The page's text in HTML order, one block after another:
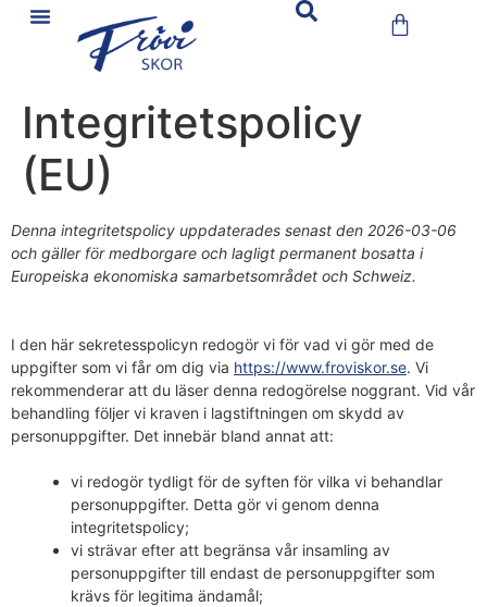
Integritetspolicy
(EU)
Denna integritetspolicy uppdaterades senast den 2026-03-06
och gäller för medborgare och lagligt permanent bosatta i
Europeiska ekonomiska samarbetsområdet och Schweiz.
I den här sekretesspolicyn redogör vi för vad vi gör med de
uppgifter som vi får om dig via https://www.froviskor.se. Vi
rekommenderar att du läser denna redogörelse noggrant. Vid vår
behandling följer vi kraven i lagstiftningen om skydd av
personuppgifter. Det innebär bland annat att:
vi redogör tydligt för de syften för vilka vi behandlar
personuppgifter. Detta gör vi genom denna
integritetspolicy;
vi strävar efter att begränsa vår insamling av
personuppgifter till endast de personuppgifter som
krävs för legitima ändamål;